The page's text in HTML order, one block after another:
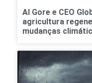
Al Gore e CEO
agricultura
mudanças